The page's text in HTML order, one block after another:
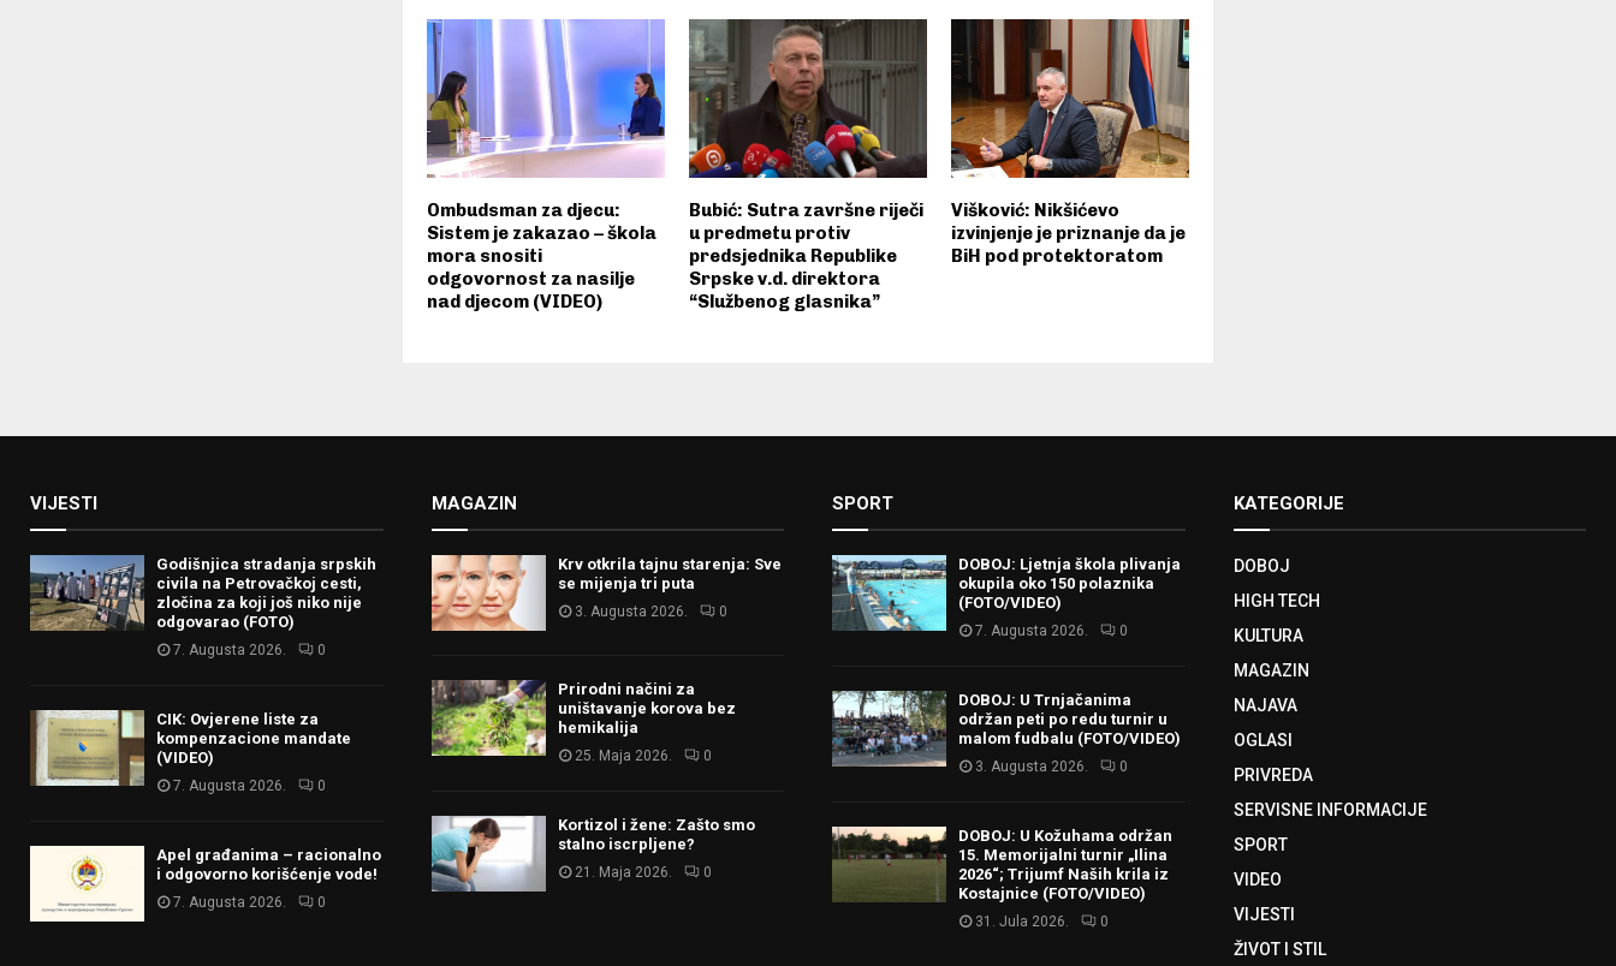
Ombudsman za djecu:
Sistem je zakazao – škola
mora snositi
odgovornost za nasilje
nad djecom (VIDEO)
Bubić: Sutra završne riječi
u predmetu protiv
predsjednika Republike
Srpske v.d. direktora
“Službenog glasnika”
Višković: Nikšićevo
izvinjenje je priznanje da je
BiH pod protektoratom
VIJESTI
Godišnjica stradanja srpskih
civila na Petrovačkoj cesti,
zločina za koji još niko nije
odgovarao (FOTO)
7. Augusta 2026. 0
CIK: Ovjerene liste za
kompenzacione mandate
(VIDEO)
7. Augusta 2026. 0
Apel građanima – racionalno
i odgovorno korišćenje vode!
7. Augusta 2026. 0
MAGAZIN
Krv otkrila tajnu starenja: Sve
se mijenja tri puta
3. Augusta 2026. 0
Prirodni načini za
uništavanje korova bez
hemikalija
25. Maja 2026. 0
Kortizol i žene: Zašto smo
stalno iscrpljene?
21. Maja 2026. 0
SPORT
DOBOJ: Ljetnja škola plivanja
okupila oko 150 polaznika
(FOTO/VIDEO)
7. Augusta 2026. 0
DOBOJ: U Trnjačanima
održan peti po redu turnir u
malom fudbalu (FOTO/VIDEO)
3. Augusta 2026. 0
DOBOJ: U Kožuhama održan
15. Memorijalni turnir „Ilina
2026“; Trijumf Naših krila iz
Kostajnice (FOTO/VIDEO)
31. Jula 2026. 0
KATEGORIJE
DOBOJ
HIGH TECH
KULTURA
MAGAZIN
NAJAVA
OGLASI
PRIVREDA
SERVISNE INFORMACIJE
SPORT
VIDEO
VIJESTI
ŽIVOT I STIL